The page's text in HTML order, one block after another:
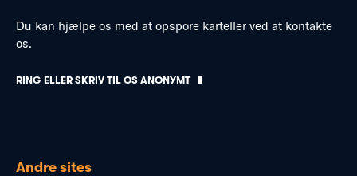
Du kan hjælpe os med at opspore karteller ved at kontakte
os.
RING ELLER SKRIV TIL OS ANONYMT
Andre sites